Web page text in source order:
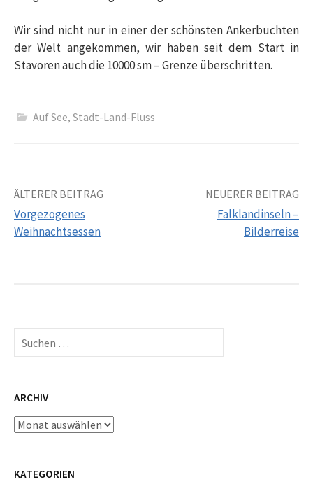
Wir sind nicht nur in einer der schönsten Ankerbuchten
der Welt angekommen, wir haben seit dem Start in
Stavoren auch die 10000 sm – Grenze überschritten.
Auf See, Stadt-Land-Fluss
Beitrags-
Navigation
ÄLTERER BEITRAG
Vorgezogenes
Weihnachtsessen
NEUERER BEITRAG
Falklandinseln –
Bilderreise
Suchen
nach:
ARCHIV
Archiv
KATEGORIEN